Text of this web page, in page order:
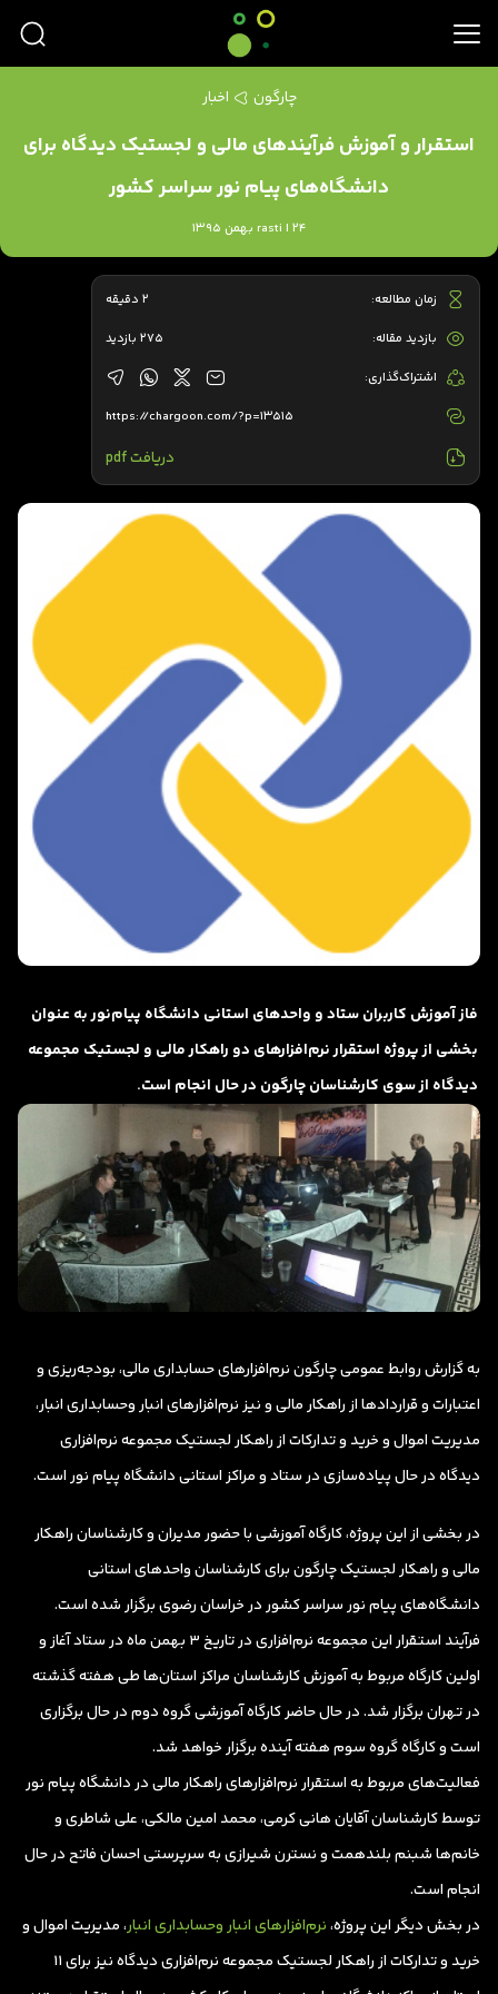
چارگون اخبار
استقرار و آموزش فرآیندهای مالی و لجستیک دیدگاه برای
دانشگاه‌های پیام نور سراسر کشور
rasti | 24 بهمن 1395
فاز آموزش کاربران ستاد و واحدهای استانی دانشگاه پیام‌نور به عنوان
بخشی از پروژه استقرار نرم‌افزارهای دو راهکار مالی و لجستیک مجموعه
دیدگاه از سوی کارشناسان چارگون در حال انجام است.
به گزارش روابط عمومی چارگون نرم‌افزارهای حسابداری مالی، بودجه‌ریزی و
اعتبارات و قراردادها از راهکار مالی و نیز نرم‌افزارهای انبار و‌حسابداری انبار،
مدیریت اموال و خرید و تدارکات از راهکار لجستیک مجموعه نرم‌افزاری
دیدگاه در حال پیاده‌سازی در ستاد و مراکز استانی دانشگاه پیام نور است.
در بخشی از این پروژه، کارگاه آموزشی با حضور مدیران و کارشناسان راهکار
مالی و راهکار لجستیک چارگون برای کارشناسان واحدهای استانی
دانشگاه‌های پیام نور سراسر کشور در خراسان رضوی برگزار شده است.
فرآیند استقرار این مجموعه نرم‌افزاری در تاریخ 3 بهمن ماه در ستاد آغاز و
اولین کارگاه مربوط به آموزش کارشناسان مراکز استان‌ها طی هفته گذشته
در تهران برگزار شد. در حال حاضر کارگاه آموزشی گروه دوم در حال برگزاری
است و کارگاه گروه سوم هفته آینده برگزار خواهد شد.
فعالیت‌های مربوط به استقرار نرم‌افزارهای راهکار مالی در دانشگاه پیام نور
توسط کارشناسان آقایان هانی کرمی، محمد امین مالکی، علی شاطری و
خانم‌ها شبنم بلندهمت و نسترن شیرازی به سرپرستی احسان فاتح در حال
انجام است.
در بخش دیگر این پروژه،نرم‌افزارهای انبار و‌حسابداری انبار، مدیریت اموال و
خرید و تدارکات از راهکار لجستیک مجموعه نرم‌افزاری دیدگاه نیز برای ۱۱
زمان مطالعه: 2 دقیقه
بازدید مقاله: 275 بازدید
اشتراک‌گذاری:
https://chargoon.com/?p=13515
دریافت pdf